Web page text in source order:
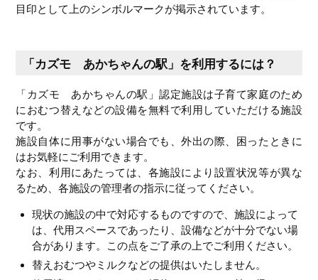
目印として上のシンボルマークが掲示されています。
「カズモ あかちゃんの駅」を利用するには？
「カズモ あかちゃんの駅」認定施設は子育て家庭のため
におむつ替えなどの設備を無料で利用していただける施設
です。
施設自体に用事がない場合でも、外出の際、困ったときに
はお気軽にご利用できます。
なお、利用にあたっては、各施設により設置状況等が異な
るため、各施設の管理者の指示に従ってください。
現状の施設の中で対応するものですので、施設によって
は、代用スペースであったり、設備などが十分でない場
合があります。この点をご了承の上でご利用ください。
替えおむつやミルクなどの提供はいたしません。